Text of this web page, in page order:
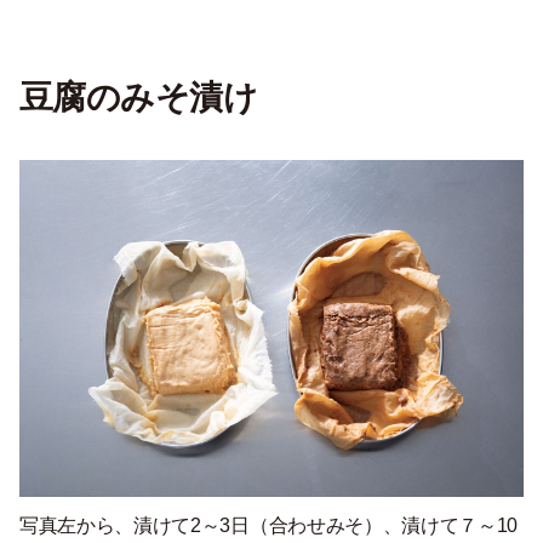
豆腐のみそ漬け
写真左から、漬けて2～3日（合わせみそ）、漬けて７～10